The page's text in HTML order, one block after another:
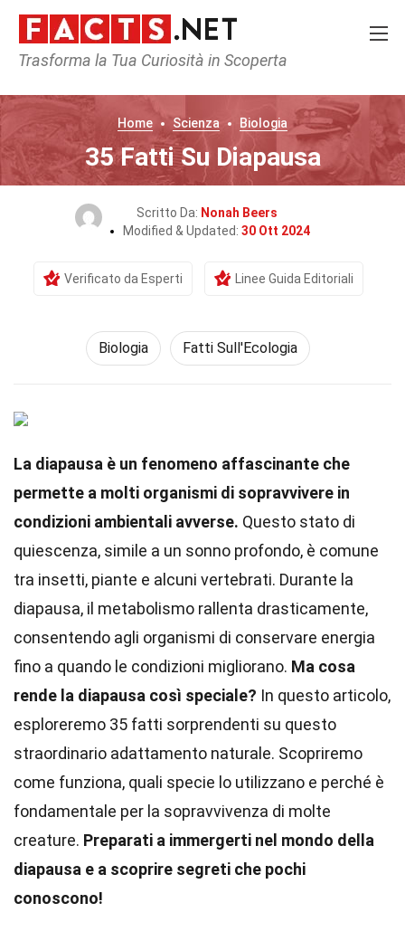
Trasforma la Tua Curiosità in Scoperta
Home Scienza Biologia
35 Fatti Su Diapausa
Scritto Da: Nonah Beers
Modified & Updated: 30 Ott 2024
Verificato da Esperti Linee Guida Editoriali
Biologia Fatti Sull'Ecologia
La diapausa è un fenomeno affascinante che
permette a molti organismi di sopravvivere in
condizioni ambientali avverse. Questo stato di
quiescenza, simile a un sonno profondo, è comune
tra insetti, piante e alcuni vertebrati. Durante la
diapausa, il metabolismo rallenta drasticamente,
consentendo agli organismi di conservare energia
fino a quando le condizioni migliorano. Ma cosa
rende la diapausa così speciale? In questo articolo,
esploreremo 35 fatti sorprendenti su questo
straordinario adattamento naturale. Scopriremo
come funziona, quali specie lo utilizzano e perché è
fondamentale per la sopravvivenza di molte
creature. Preparati a immergerti nel mondo della
diapausa e a scoprire segreti che pochi
conoscono!